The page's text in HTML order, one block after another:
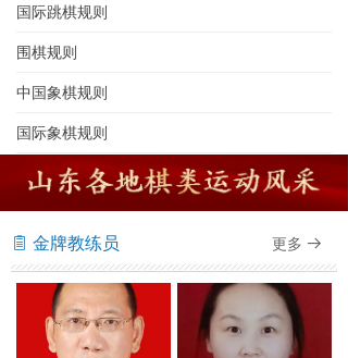
国际跳棋规则
围棋规则
中国象棋规则
国际象棋规则
ꁩ 金牌教练员 更多 뀠